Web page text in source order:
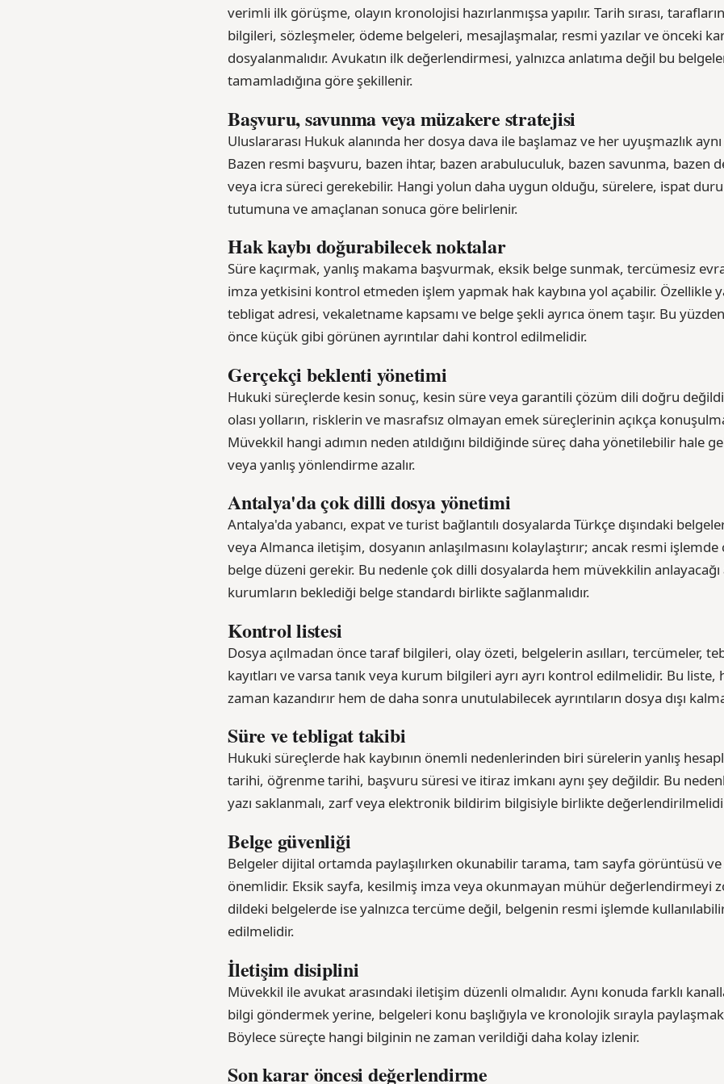
verimli ilk görüşme, olayın kronolojisi hazırlanmışsa yapılır. Tarih sırası,
bilgileri, sözleşmeler, ödeme belgeleri, mesajlaşmalar, resmi yazılar ve önceki
dosyalanmalıdır. Avukatın ilk değerlendirmesi, yalnızca anlatıma değil bu
tamamladığına göre şekillenir.
Başvuru, savunma veya müzakere stratejisi
Uluslararası Hukuk alanında her dosya dava ile başlamaz ve her uyuşmazlık
Bazen resmi başvuru, bazen ihtar, bazen arabuluculuk, bazen savunma, bazen
veya icra süreci gerekebilir. Hangi yolun daha uygun olduğu, sürelere, ispat
tutumuna ve amaçlanan sonuca göre belirlenir.
Hak kaybı doğurabilecek noktalar
Süre kaçırmak, yanlış makama başvurmak, eksik belge sunmak, tercümesiz
imza yetkisini kontrol etmeden işlem yapmak hak kaybına yol açabilir. Özellikle
tebligat adresi, vekaletname kapsamı ve belge şekli ayrıca önem taşır. Bu
önce küçük gibi görünen ayrıntılar dahi kontrol edilmelidir.
Gerçekçi beklenti yönetimi
Hukuki süreçlerde kesin sonuç, kesin süre veya garantili çözüm dili doğru
olası yolların, risklerin ve masrafsız olmayan emek süreçlerinin açıkça
Müvekkil hangi adımın neden atıldığını bildiğinde süreç daha yönetilebilir hale
veya yanlış yönlendirme azalır.
Antalya'da çok dilli dosya yönetimi
Antalya'da yabancı, expat ve turist bağlantılı dosyalarda Türkçe dışındaki
veya Almanca iletişim, dosyanın anlaşılmasını kolaylaştırır; ancak resmi
belge düzeni gerekir. Bu nedenle çok dilli dosyalarda hem müvekkilin anlayacağı
kurumların beklediği belge standardı birlikte sağlanmalıdır.
Kontrol listesi
Dosya açılmadan önce taraf bilgileri, olay özeti, belgelerin asılları, tercümeler,
kayıtları ve varsa tanık veya kurum bilgileri ayrı ayrı kontrol edilmelidir. Bu
zaman kazandırır hem de daha sonra unutulabilecek ayrıntıların dosya dışı
Süre ve tebligat takibi
Hukuki süreçlerde hak kaybının önemli nedenlerinden biri sürelerin yanlış
tarihi, öğrenme tarihi, başvuru süresi ve itiraz imkanı aynı şey değildir. Bu
yazı saklanmalı, zarf veya elektronik bildirim bilgisiyle birlikte
Belge güvenliği
Belgeler dijital ortamda paylaşılırken okunabilir tarama, tam sayfa görüntüsü ve
önemlidir. Eksik sayfa, kesilmiş imza veya okunmayan mühür değerlendirmeyi
dildeki belgelerde ise yalnızca tercüme değil, belgenin resmi işlemde
edilmelidir.
İletişim disiplini
Müvekkil ile avukat arasındaki iletişim düzenli olmalıdır. Aynı konuda farklı
bilgi göndermek yerine, belgeleri konu başlığıyla ve kronolojik sırayla paylaşmak
Böylece süreçte hangi bilginin ne zaman verildiği daha kolay izlenir.
Son karar öncesi değerlendirme